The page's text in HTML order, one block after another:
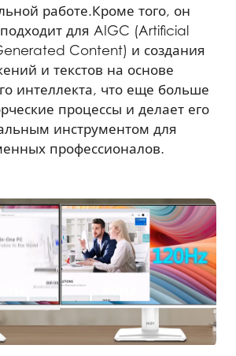
работе.Кроме того, он
для AIGC (Artificial
Content) и создания
и текстов на основе
интеллекта, что еще больше
процессы и делает его
инструментом для
профессионалов.